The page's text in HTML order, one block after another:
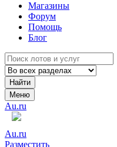
Магазины
Форум
Помощь
Блог
Найти
Меню
Au.ru
Au.ru
Разместить